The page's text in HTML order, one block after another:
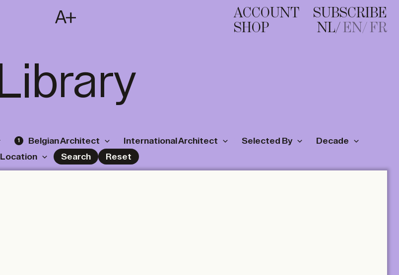
T
FR
ACCOUNT
SHOP
SUBSCRIBE
NL EN FR
Library
1 Belgian Architect International Architect Selected By
Decade
Location
Search Reset